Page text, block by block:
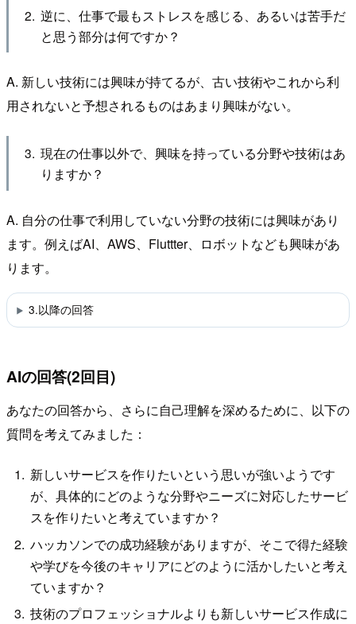
逆に、仕事で最もストレスを感じる、あるいは苦手だ
と思う部分は何ですか？
A. 新しい技術には興味が持てるが、古い技術やこれから利
用されないと予想されるものはあまり興味がない。
現在の仕事以外で、興味を持っている分野や技術はあ
りますか？
A. 自分の仕事で利用していない分野の技術には興味があり
ます。例えばAI、AWS、Fluttter、ロボットなども興味があ
ります。
3.以降の回答
AIの回答(2回目)
あなたの回答から、さらに自己理解を深めるために、以下の
質問を考えてみました：
新しいサービスを作りたいという思いが強いようです
が、具体的にどのような分野やニーズに対応したサービ
スを作りたいと考えていますか？
ハッカソンでの成功経験がありますが、そこで得た経験
や学びを今後のキャリアにどのように活かしたいと考え
ていますか？
技術のプロフェッショナルよりも新しいサービス作成に